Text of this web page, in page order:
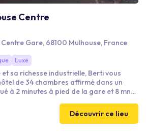
Centre
Gare, 68100 Mulhouse, France
Luxe
sa richesse industrielle, Berti vous
de 34 chambres affirmé dans un
à 2 minutes à pied de la gare et 8 mn
de la Ville. Berti prendra soin de
manger, boire, communiquer, vous
Découvrir ce lieu